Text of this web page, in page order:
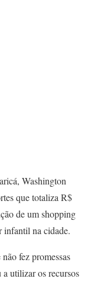
Washington
que totaliza R$
de um shopping
infantil na cidade.
fez promessas
a utilizar os recursos